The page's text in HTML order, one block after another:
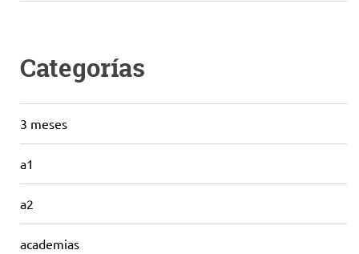
Categorías
3 meses
a1
a2
academias